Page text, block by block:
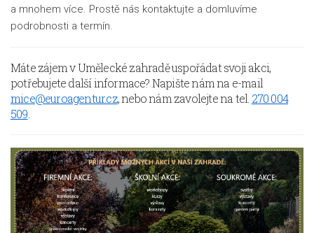
a mnohem více. Prostě nás kontaktujte a domluvíme
podrobnosti a termín.
Máte zájem v Umělecké zahradě uspořádat svoji akci,
potřebujete další informace? Napište nám na e-mail
mice@euroagentur.cz, nebo nám zavolejte na tel. 270 004
509